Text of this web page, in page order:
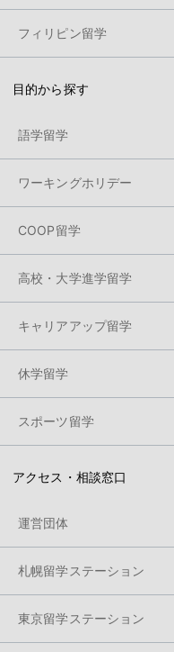
フィリピン留学
目的から探す
語学留学
ワーキングホリデー
COOP留学
高校・大学進学留学
キャリアアップ留学
休学留学
スポーツ留学
アクセス・相談窓口
運営団体
札幌留学ステーション
東京留学ステーション